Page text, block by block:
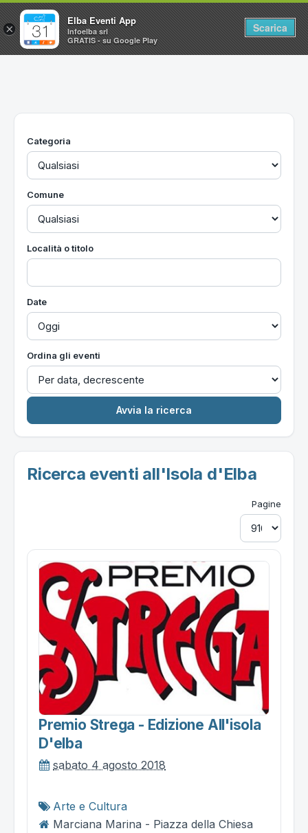
Home
Utilità
Categoria
Comune
Località o titolo
Date
Ordina gli eventi
Ricerca eventi all'Isola d'Elba
Pagine
Premio Strega - Edizione All'isola
D'elba
sabato 4 agosto 2018
Arte e Cultura
Marciana Marina - Piazza della Chiesa
×
Elba Eventi App
Infoelba srl
GRATIS - su Google Play
Scarica